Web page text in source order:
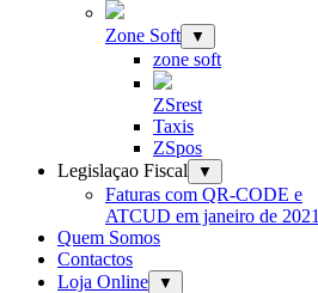
Zone Soft ▼
zone soft
ZSrest
Taxis
ZSpos
Legislaçao Fiscal
▼
Faturas com QR-CODE e
ATCUD em janeiro de 2021
Quem Somos
Contactos
Loja Online
▼